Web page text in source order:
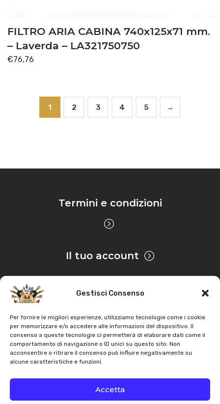
Gestisci Consenso
Per fornire le migliori esperienze, utilizziamo tecnologie come i cookie
per memorizzare e/o accedere alle informazioni del dispositivo. Il
consenso a queste tecnologie ci permetterà di elaborare dati come il
comportamento di navigazione o ID unici su questo sito. Non
acconsentire o ritirare il consenso può influire negativamente su
alcune caratteristiche e funzioni.
Accetta
FILTRO ARIA CABINA 740x125x71 mm.
– Laverda – LA321750750
€76,76
1 2 3 4 5 →
Termini e condizioni
Il tuo account
Privacy & Cookie
CopyrightAZ Agri. Tutti i diritti servati |Assistenza |
Contatti